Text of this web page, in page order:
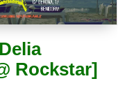
Rockstar]